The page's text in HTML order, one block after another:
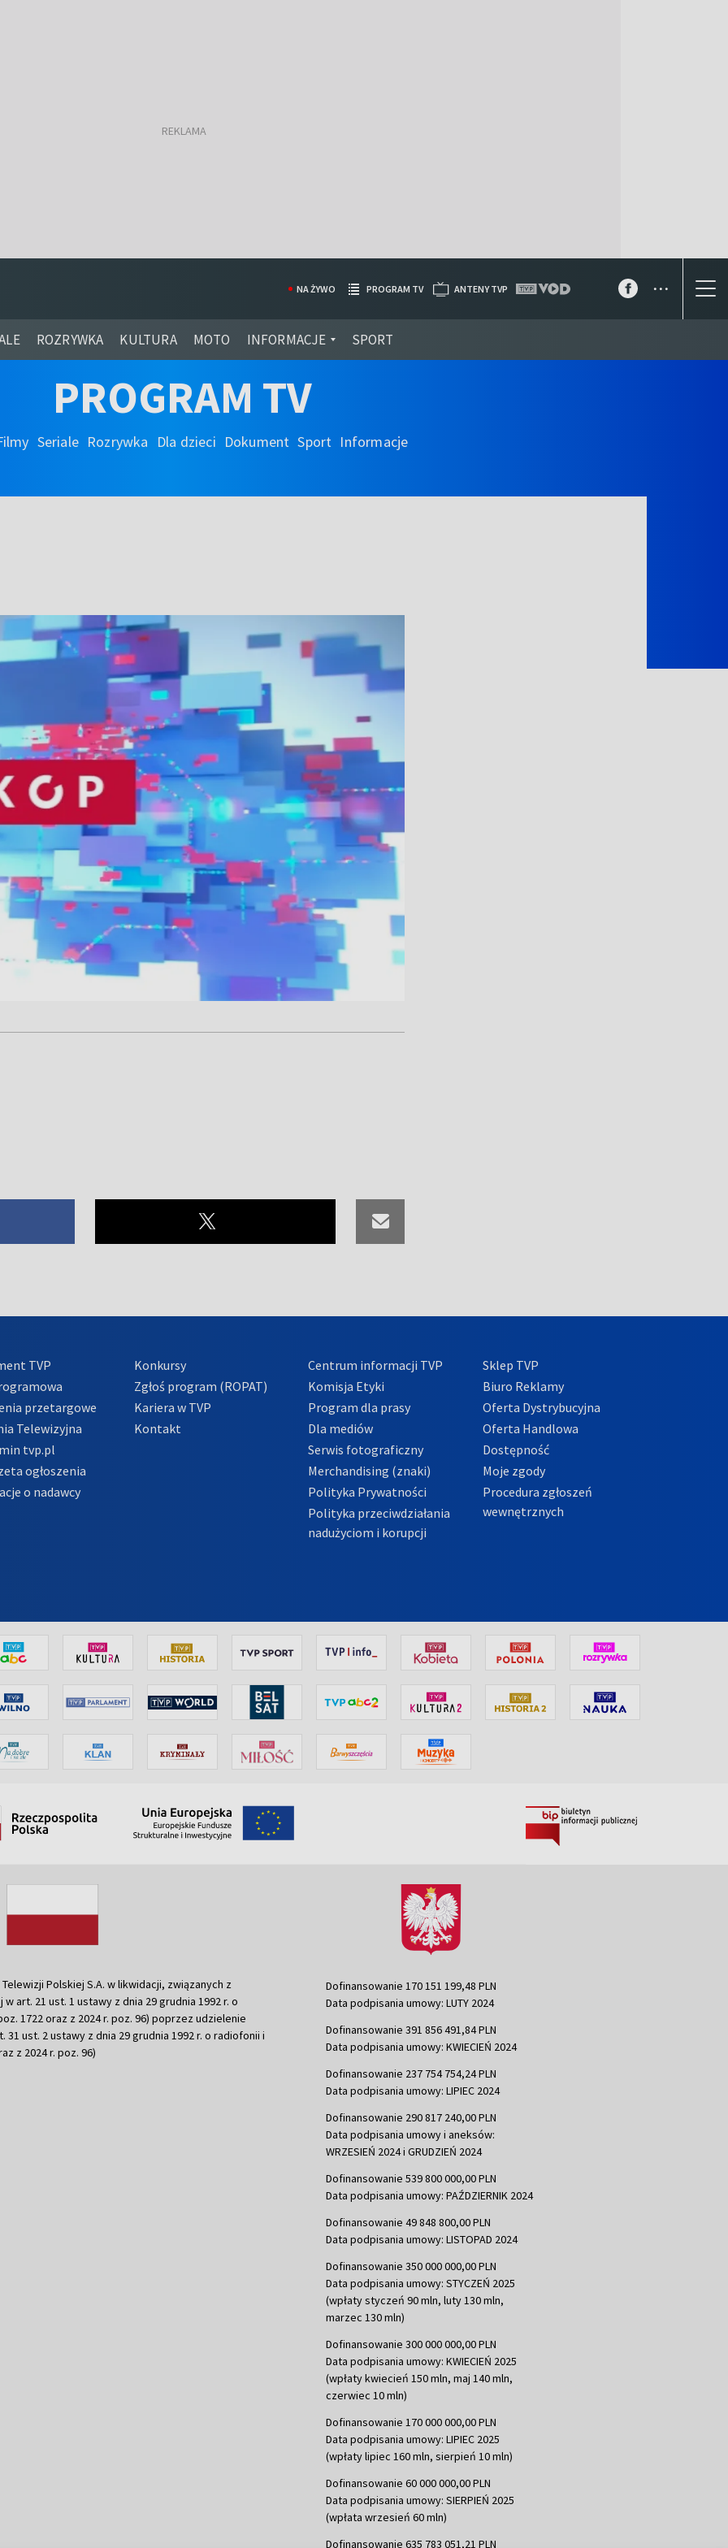
ROZRYWKA KULTURA MOTO INFORMACJE SPORT
NA ŻYWO PROGRAM TV ANTENY TVP ...
PROGRAM TV
Seriale Rozrywka Dla dzieci Dokument Sport Informacje
TVP
przetargowe
Telewizyjna
tvp.pl
ogłoszenia
o nadawcy
Konkursy
Zgłoś program (ROPAT)
Kariera w TVP
Kontakt
Centrum informacji TVP
Komisja Etyki
Program dla prasy
Dla mediów
Serwis fotograficzny
Merchandising (znaki)
Polityka Prywatności
Polityka przeciwdziałania
nadużyciom i korupcji
Sklep TVP
Biuro Reklamy
Oferta Dystrybucyjna
Oferta Handlowa
Dostępność
Moje zgody
Procedura zgłoszeń
wewnętrznych
Polskiej S.A. w likwidacji, związanych z
art. 21 ust. 1 ustawy z dnia 29 grudnia 1992 r. o
1722 oraz z 2024 r. poz. 96) poprzez udzielenie
ust. 2 ustawy z dnia 29 grudnia 1992 r. o radiofonii i
z 2024 r. poz. 96)
Dofinansowanie 170 151 199,48 PLN
Data podpisania umowy: LUTY 2024
Dofinansowanie 391 856 491,84 PLN
Data podpisania umowy: KWIECIEŃ 2024
Dofinansowanie 237 754 754,24 PLN
Data podpisania umowy: LIPIEC 2024
Dofinansowanie 290 817 240,00 PLN
Data podpisania umowy i aneksów:
WRZESIEŃ 2024 i GRUDZIEŃ 2024
Dofinansowanie 539 800 000,00 PLN
Data podpisania umowy: PAŹDZIERNIK 2024
Dofinansowanie 49 848 800,00 PLN
Data podpisania umowy: LISTOPAD 2024
Dofinansowanie 350 000 000,00 PLN
Data podpisania umowy: STYCZEŃ 2025
(wpłaty styczeń 90 mln, luty 130 mln,
marzec 130 mln)
Dofinansowanie 300 000 000,00 PLN
Data podpisania umowy: KWIECIEŃ 2025
(wpłaty kwiecień 150 mln, maj 140 mln,
czerwiec 10 mln)
Dofinansowanie 170 000 000,00 PLN
Data podpisania umowy: LIPIEC 2025
(wpłaty lipiec 160 mln, sierpień 10 mln)
Dofinansowanie 60 000 000,00 PLN
Data podpisania umowy: SIERPIEŃ 2025
(wpłata wrzesień 60 mln)
Dofinansowanie 635 783 051,21 PLN